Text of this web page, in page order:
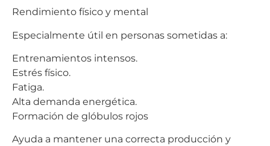
Rendimiento físico y mental
Especialmente útil en personas sometidas a:
Entrenamientos intensos.
Estrés físico.
Fatiga.
Alta demanda energética.
Formación de glóbulos rojos
Ayuda a mantener una correcta producción y